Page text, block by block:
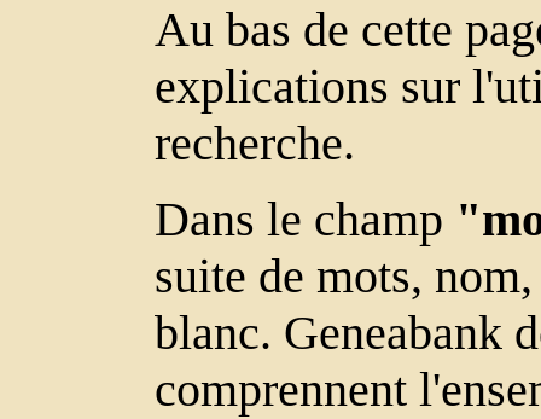
Au bas de cette
explications sur
recherche.
Dans le champ
suite de mots,
blanc. Geneabank
comprennent